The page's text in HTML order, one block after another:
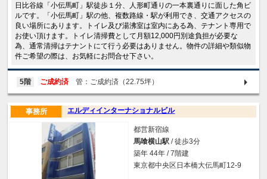
日比谷線「小伝馬町」駅徒歩１分、人形町通りの一本裏通りに面した角ビ
ルです。「小伝馬町」駅の他、複数路線・駅が利用でき、交通アクセスの
良い場所にあります。トイレ及び湯沸室は室内にある為、テナント専用で
お使い頂けます。トイレ清掃費として月額12,000円別途負担が必要な
為、通常清掃はテナントにて行う必要はありません。物件の詳細や類似物
件ご希望の際は、お気軽にお問合せ下さい。
5階 ご成約済 管：ご成約済（22.75坪）
エルディインターナショナルビル
事務所
都営新宿線
馬喰横山駅 / 徒歩3分
築年 44年 / 7階建
東京都中央区日本橋大伝馬町12-9